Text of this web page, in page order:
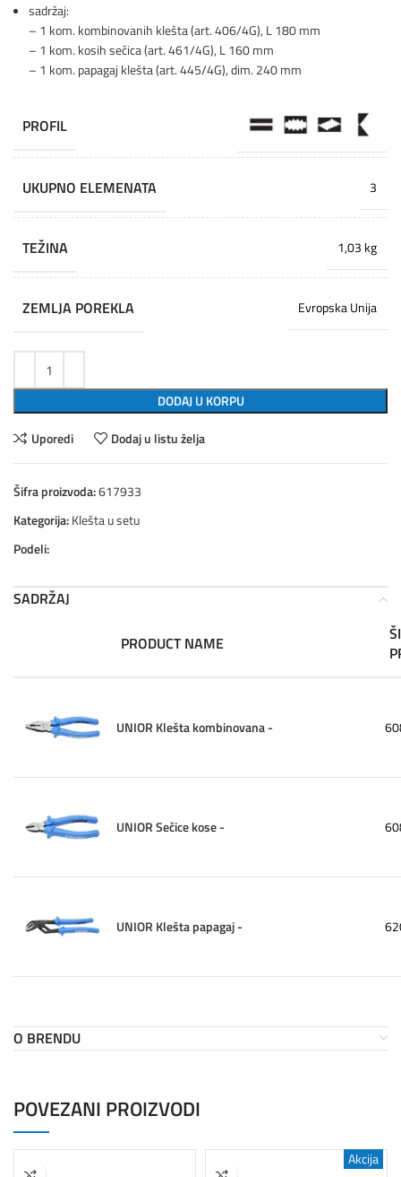
sadržaj:
– 1 kom. kombinovanih klešta (art. 406/4G), L 180 mm
– 1 kom. kosih sečica (art. 461/4G), L 160 mm
– 1 kom. papagaj klešta (art. 445/4G), dim. 240 mm
PROFIL
UKUPNO ELEMENATA 3
TEŽINA 1,03 kg
ZEMLJA POREKLA Evropska Unija
DODAJ U KORPU
Uporedi
Dodaj u listu želja
Šifra proizvoda:617933
Kategorija:Klešta u setu
Podeli:
SADRŽAJ
PRODUCT NAME
UNIOR Klešta kombinovana -
UNIOR Sečice kose -
UNIOR Klešta papagaj -
O BRENDU
POVEZANI PROIZVODI
Akcija